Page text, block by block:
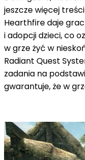
jeszcze więcej
Hearthfire daje
i adopcji dzieci, co
w grze żyć w
Radiant Quest
zadania na
gwarantuje, że w